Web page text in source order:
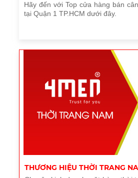
Hãy đến với Top cửa hàng bán
tại Quận 1 TP.HCM dưới đây.
THƯƠNG HIỆU THỜI TRANG